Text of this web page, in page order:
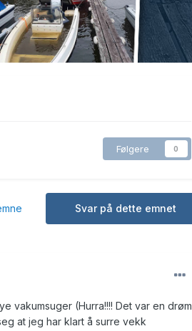
Følgere 0
Svar på dette emnet
vakumsuger (Hurra!!!! Det var en drøm
at jeg har klart å surre vekk